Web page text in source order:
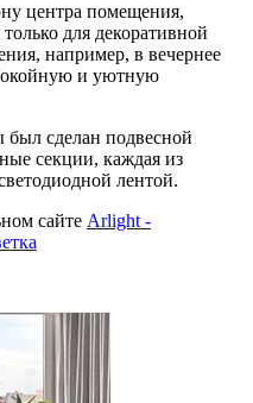
центра помещения,
для декоративной
например, в вечернее
и уютную
сделан подвесной
секции, каждая из
лентой.
сайте Arlight -